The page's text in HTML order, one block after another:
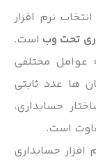
نرم افزار
تحت وباست.
مختلفی
ها عدد ثابتی
حسابداری،
است.
حسابداری